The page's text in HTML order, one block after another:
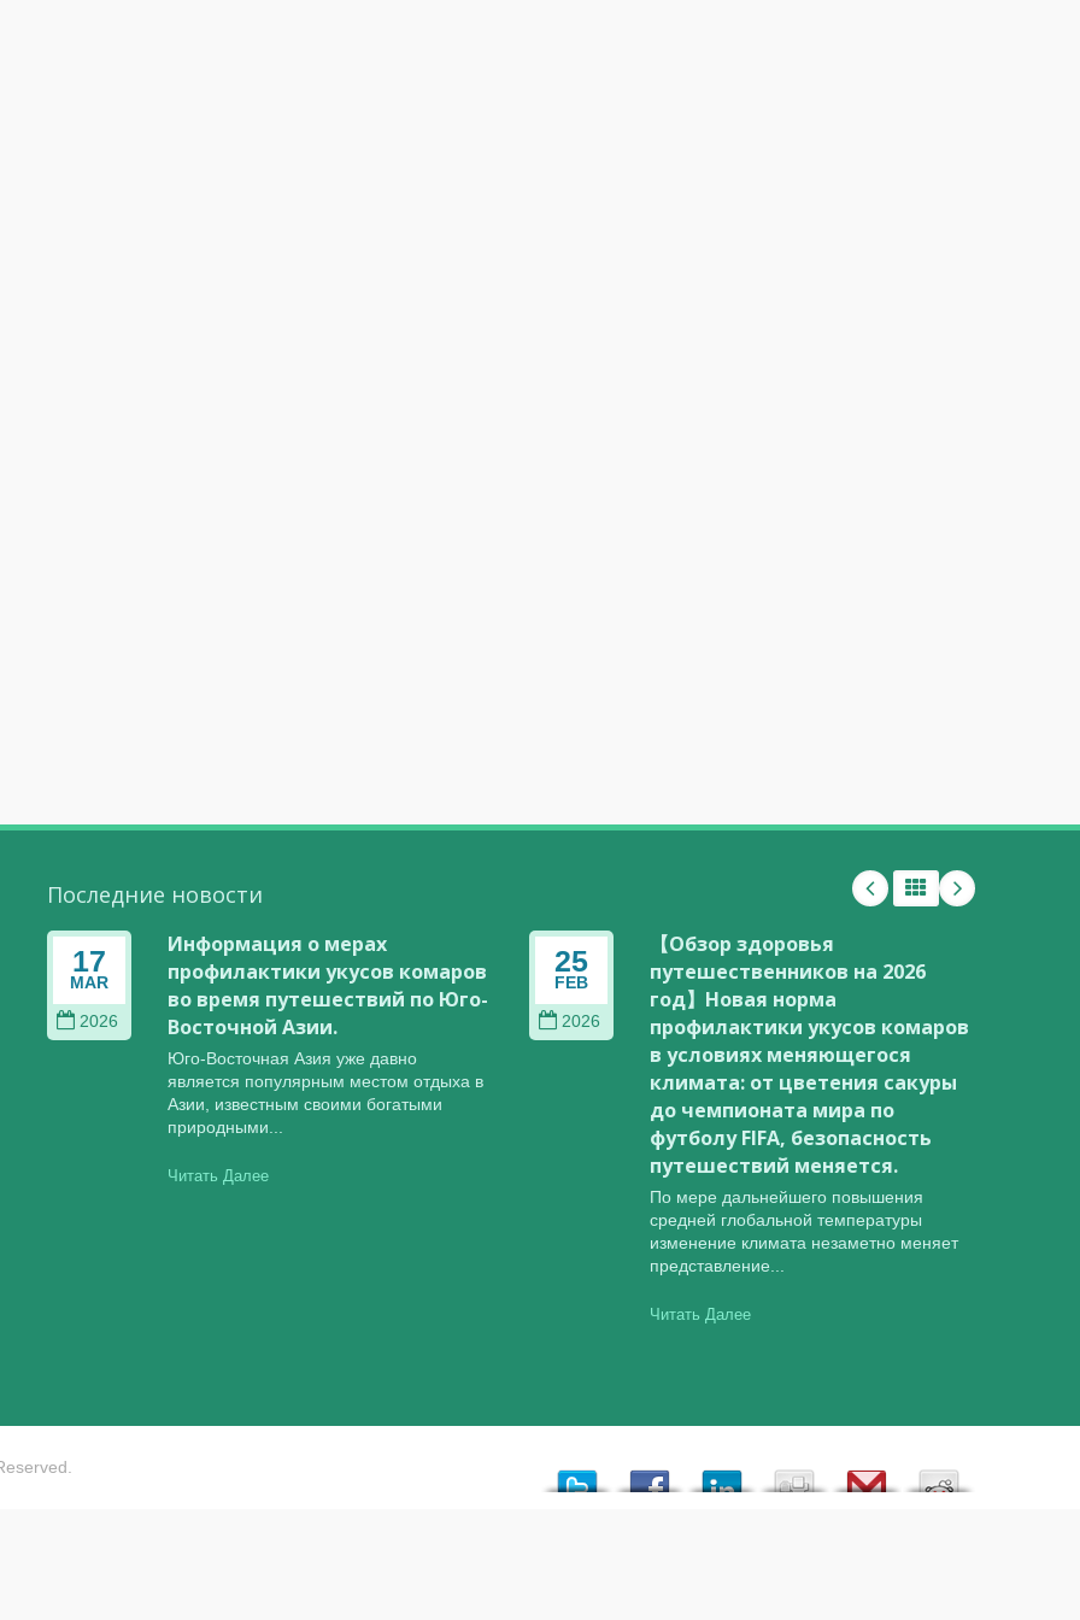
Последние новости
17
MAR
2026
Информация о мерах
профилактики укусов комаров
во время путешествий по Юго-
Восточной Азии.
Юго-Восточная Азия уже давно
является популярным местом отдыха в
Азии, известным своими богатыми
природными...
Читать Далее
25
FEB
2026
【Обзор здоровья
путешественников на 2026
год】Новая норма
профилактики укусов комаров
в условиях меняющегося
климата: от цветения сакуры
до чемпионата мира по
футболу FIFA, безопасность
путешествий меняется.
По мере дальнейшего повышения
средней глобальной температуры
изменение климата незаметно меняет
представление...
Читать Далее